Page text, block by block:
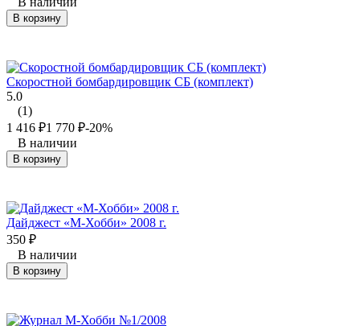
В корзину
Скоростной бомбардировщик СБ (комплект)
5.0
(1)
1 416 ₽1 770 ₽-20%
В наличии
В корзину
Дайджест «М-Хобби» 2008 г.
350 ₽
В наличии
В корзину